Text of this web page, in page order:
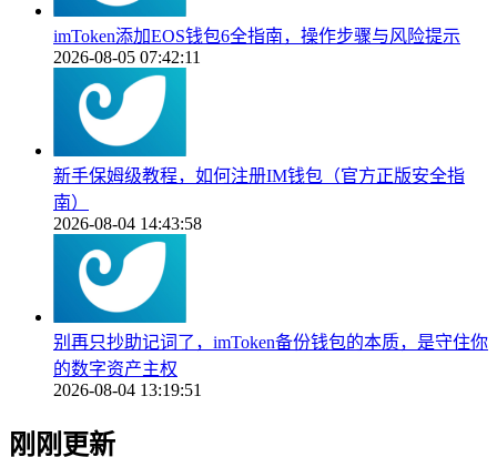
imToken添加EOS钱包6全指南，操作步骤与风险提示
2026-08-05 07:42:11
新手保姆级教程，如何注册IM钱包（官方正版安全指
南）
2026-08-04 14:43:58
别再只抄助记词了，imToken备份钱包的本质，是守住你
的数字资产主权
2026-08-04 13:19:51
刚刚更新